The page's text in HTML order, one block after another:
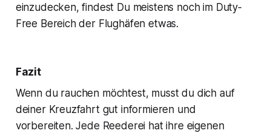
einzudecken, findest Du meistens noch im Duty-
Free Bereich der Flughäfen etwas.
Fazit
Wenn du rauchen möchtest, musst du dich auf
deiner Kreuzfahrt gut informieren und
vorbereiten. Jede Reederei hat ihre eigenen